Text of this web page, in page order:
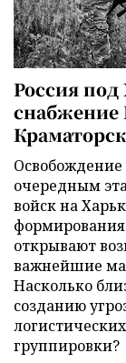
Россия под
снабжение
Освобождение
очередным
войск на
открывают
важнейшие
Насколько
созданию
группировки?